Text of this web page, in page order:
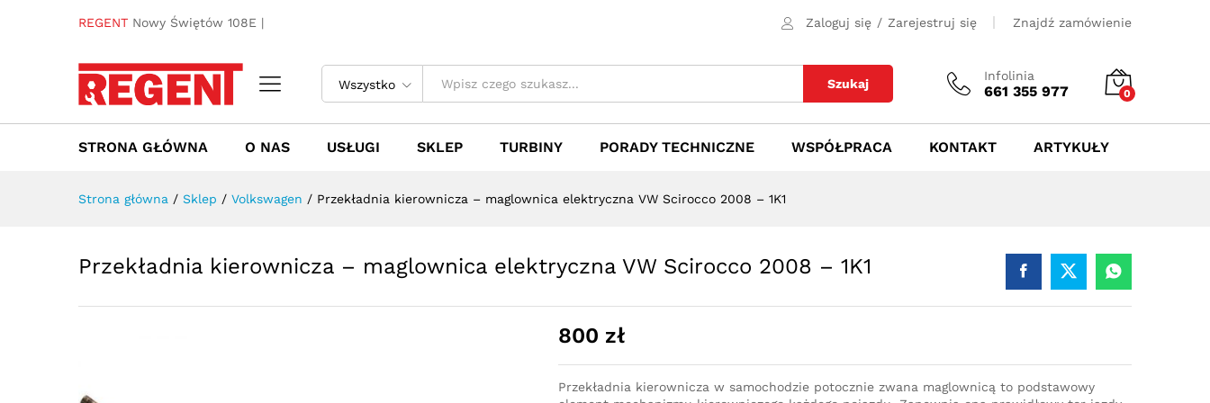
REGENT Nowy Świętów 108E | Zaloguj się / Zarejestruj się Znajdź zamówienie
Wszystko Szukaj
Infolinia
661 355 977 0
STRONA GŁÓWNA O NAS USŁUGI SKLEP TURBINY PORADY TECHNICZNE WSPÓŁPRACA KONTAKT ARTYKUŁY
Strona główna / Sklep / Volkswagen / Przekładnia kierownicza – maglownica elektryczna VW Scirocco 2008 – 1K1
Przekładnia kierownicza – maglownica elektryczna VW Scirocco 2008 – 1K1
800 zł
Przekładnia kierownicza w samochodzie potocznie zwana maglownicą to podstawowy
Towar / Usługa Specyfikacja
800zł Dodaj do koszyka